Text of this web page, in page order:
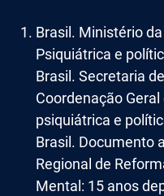
Brasil. Ministério
Psiquiátrica e
Brasil. Secretaria
Coordenação
psiquiátrica e
Brasil. Documento
Regional de
Mental: 15 anos